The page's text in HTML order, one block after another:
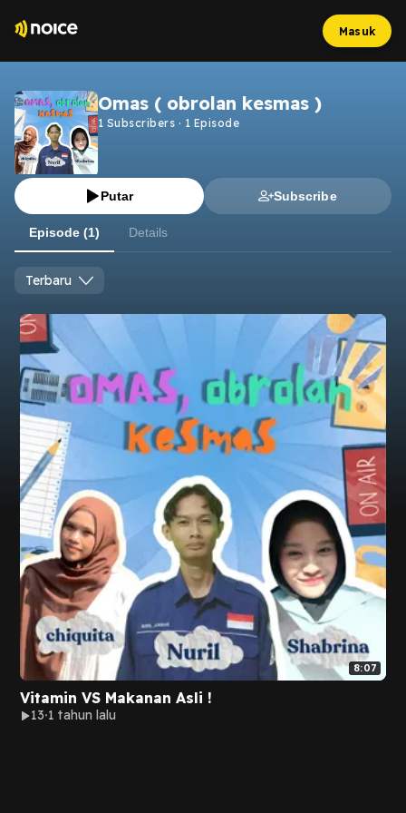
Masuk
Omas ( obrolan kesmas )
1 Subscribers · 1 Episode
Putar Subscribe
Episode (1) Details
Terbaru
8:07
Vitamin VS Makanan Asli !
13 1 tahun lalu